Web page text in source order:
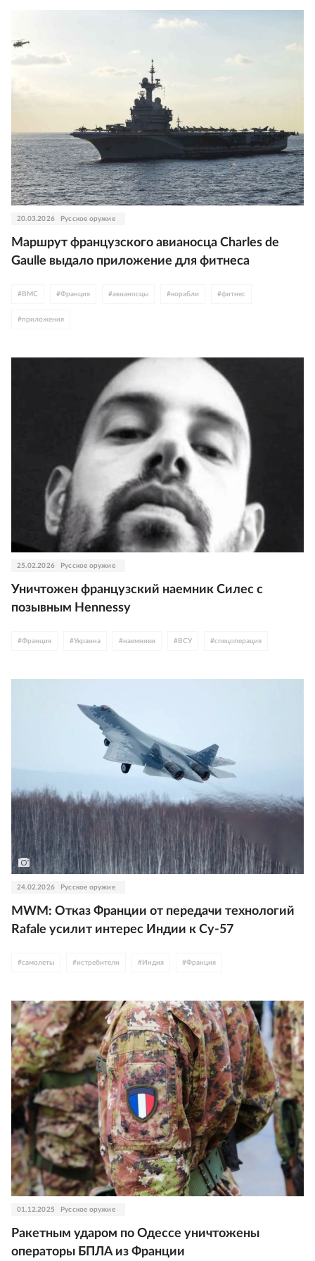
20.03.2026 Русское оружие
Маршрут французского авианосца Charles de
Gaulle выдало приложение для фитнеса
# ВМС #Франция #авианосцы #корабли #фитнес
#приложения
25.02.2026 Русское оружие
Уничтожен французский наемник Силес с
позывным Hennessy
#Франция #Украина #наемники # ВСУ #спецоперация
24.02.2026 Русское оружие
MWM: Отказ Франции от передачи технологий
Rafale усилит интерес Индии к Су-57
#самолеты #истребители # Индия #Франция
01.12.2025 Русское оружие
Ракетным ударом по Одессе уничтожены
операторы БПЛА из Франции